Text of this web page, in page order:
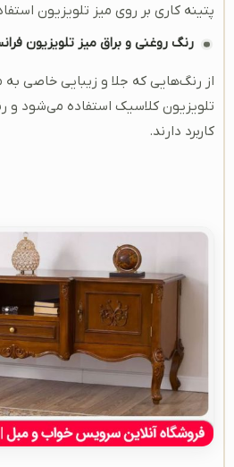
پتینه کاری بر روی میز تلویزیون
رنگ روغنی و براق میز تلویزیون
از رنگ‌هایی که جلا و زیبایی خاصی به
تلویزیون کلاسیک استفاده می‌شود و
کاربرد دارند.